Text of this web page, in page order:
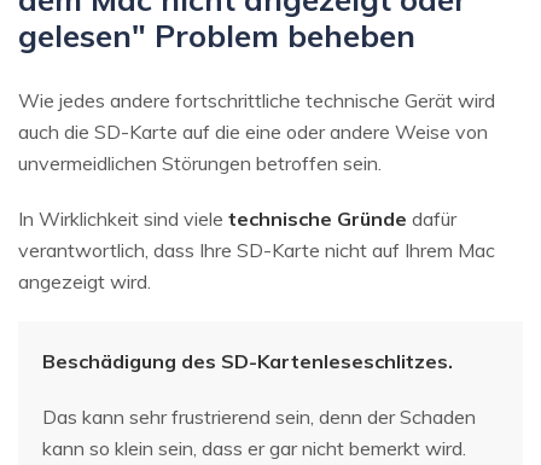
gelesen" Problem beheben
Wie jedes andere fortschrittliche technische Gerät wird
auch die SD-Karte auf die eine oder andere Weise von
unvermeidlichen Störungen betroffen sein.
In Wirklichkeit sind viele technische Gründe dafür
verantwortlich, dass Ihre SD-Karte nicht auf Ihrem Mac
angezeigt wird.
Beschädigung des SD-Kartenleseschlitzes.
Das kann sehr frustrierend sein, denn der Schaden
kann so klein sein, dass er gar nicht bemerkt wird.